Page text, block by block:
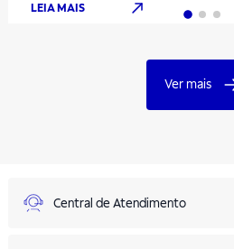
LEIA MAIS
Ver mais
Central de Atendimento